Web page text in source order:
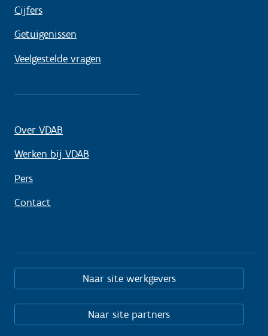
Cijfers
Getuigenissen
Veelgestelde vragen
Over VDAB
Werken bij VDAB
Pers
Contact
Naar site werkgevers
Naar site partners